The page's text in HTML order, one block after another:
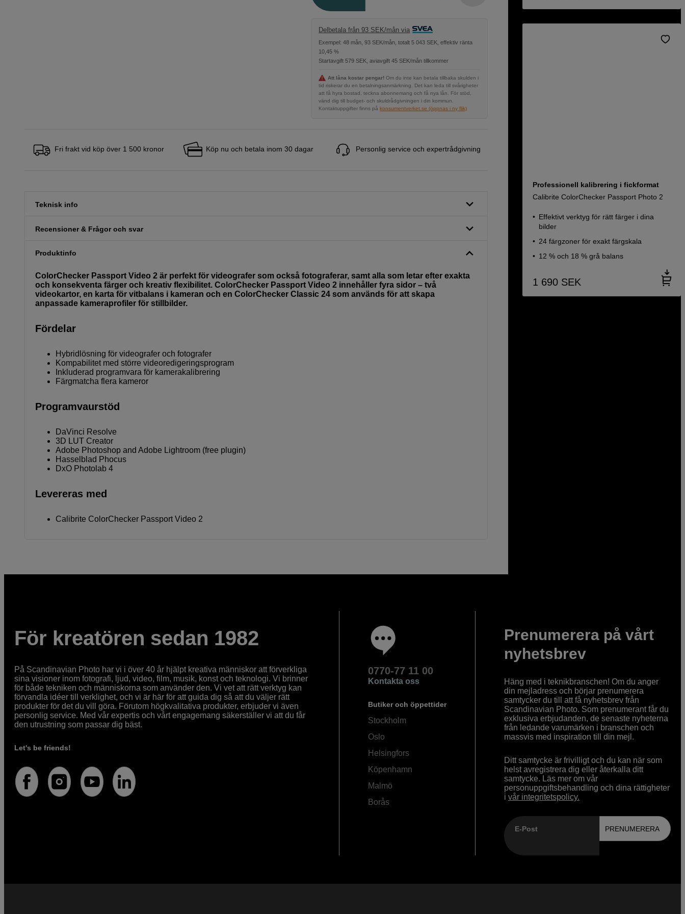
Delbetala från 93 SEK/mån via
Exempel: 48 mån, 93 SEK/mån, totalt 5 043 SEK, effektiv ränta
10,45 %
Startavgift 579 SEK, aviavgift 45 SEK/mån tillkommer
Att låna kostar pengar! Om du inte kan betala tillbaka skulden i
tid riskerar du en betalningsanmärkning. Det kan leda till svårigheter
att få hyra bostad, teckna abonnemang och få nya lån. För stöd,
vänd dig till budget- och skuldrådgivningen i din kommun.
Kontaktuppgifter finns på konsumentverket.se (öppnas i ny flik)
Fri frakt vid köp över 1 500 kronor Köp nu och betala inom 30 dagar Personlig service och expertrådgivning
Teknisk info
Recensioner & Frågor och svar
Produktinfo
ColorChecker Passport Video 2 är perfekt för videografer som också fotograferar, samt alla som letar efter exakta
och konsekventa färger och kreativ flexibilitet. ColorChecker Passport Video 2 innehåller fyra sidor – två
videokartor, en karta för vitbalans i kameran och en ColorChecker Classic 24 som används för att skapa
anpassade kameraprofiler för stillbilder.
Fördelar
Hybridlösning för videografer och fotografer
Kompabilitet med större videoredigeringsprogram
Inkluderad programvara för kamerakalibrering
Färgmatcha flera kameror
Programvaurstöd
DaVinci Resolve
3D LUT Creator
Adobe Photoshop and Adobe Lightroom (free plugin)
Hasselblad Phocus
DxO Photolab 4
Levereras med
Calibrite ColorChecker Passport Video 2
Professionell kalibrering i fickformat
Calibrite ColorChecker Passport Photo 2
Effektivt verktyg för rätt färger i dina
bilder
24 färgzoner för exakt färgskala
12 % och 18 % grå balans
1 690 SEK
För kreatören sedan 1982
På Scandinavian Photo har vi i över 40 år hjälpt kreativa människor att förverkliga
sina visioner inom fotografi, ljud, video, film, musik, konst och teknologi. Vi brinner
för både tekniken och människorna som använder den. Vi vet att rätt verktyg kan
förvandla idéer till verklighet, och vi är här för att guida dig så att du väljer rätt
produkter för det du vill göra. Förutom högkvalitativa produkter, erbjuder vi även
personlig service. Med vår expertis och vårt engagemang säkerställer vi att du får
den utrustning som passar dig bäst.
Let's be friends!
0770-77 11 00
Kontakta oss
Butiker och öppettider
Stockholm
Oslo
Helsingfors
Köpenhamn
Malmö
Borås
Prenumerera på vårt
nyhetsbrev
Häng med i teknikbranschen! Om du anger
din mejladress och börjar prenumerera
samtycker du till att få nyhetsbrev från
Scandinavian Photo. Som prenumerant får du
exklusiva erbjudanden, de senaste nyheterna
från ledande varumärken i branschen och
massvis med inspiration till din mejl.
Ditt samtycke är frivilligt och du kan när som
helst avregistrera dig eller återkalla ditt
samtycke. Läs mer om vår
personuppgiftsbehandling och dina rättigheter
i vår integritetspolicy.
E-Post PRENUMERERA